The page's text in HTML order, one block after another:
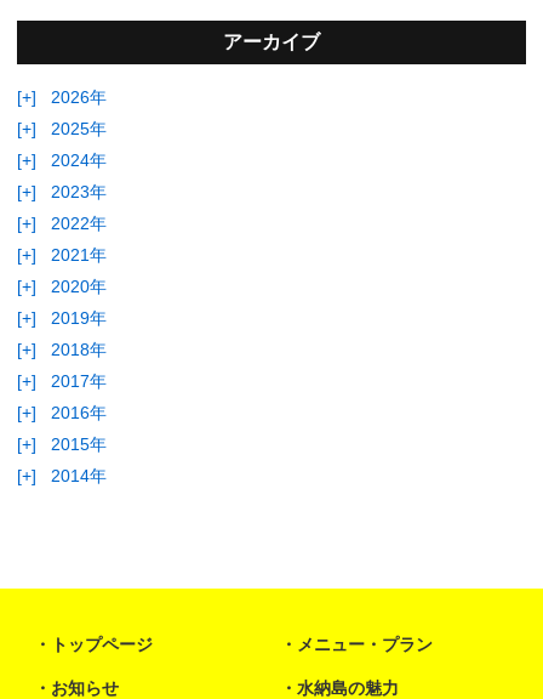
アーカイブ
[+]
2026年
[+]
2025年
[+]
2024年
[+]
2023年
[+]
2022年
[+]
2021年
[+]
2020年
[+]
2019年
[+]
2018年
[+]
2017年
[+]
2016年
[+]
2015年
[+]
2014年
トップページ メニュー・プラン
お知らせ 水納島の魅力